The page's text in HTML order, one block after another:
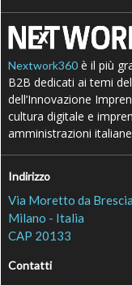
Nextwork360 è il più
B2B dedicati ai temi
dell’Innovazione
cultura digitale e
amministrazioni
Indirizzo
Via Moretto da
Milano - Italia
CAP 20133
Contatti